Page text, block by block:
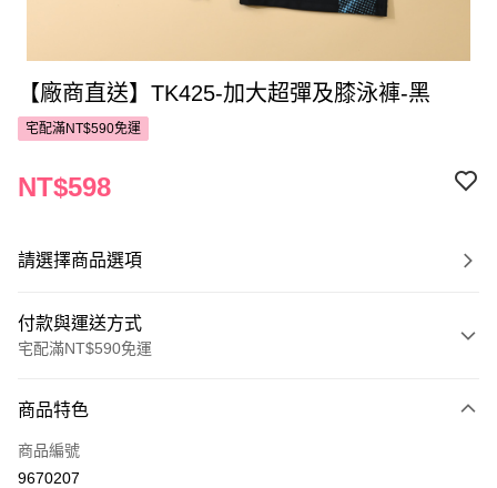
【廠商直送】TK425-加大超彈及膝泳褲-黑
宅配滿NT$590免運
NT$598
請選擇商品選項
付款與運送方式
宅配滿NT$590免運
POYA支付
信用卡一次付款
商品特色
商品編號
9670207